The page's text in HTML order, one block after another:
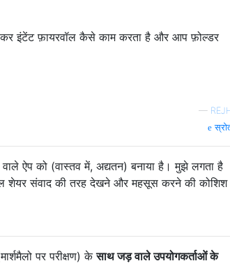
इंटेंट फ़ायरवॉल कैसे काम करता है और आप फ़ोल्डर
—
ऐप को (वास्तव में, अद्यतन) बनाया है। मुझे लगता है
शेयर संवाद की तरह देखने और महसूस करने की कोशिश
पर परीक्षण) केसाथ जड़ वाले उपयोगकर्ताओं के